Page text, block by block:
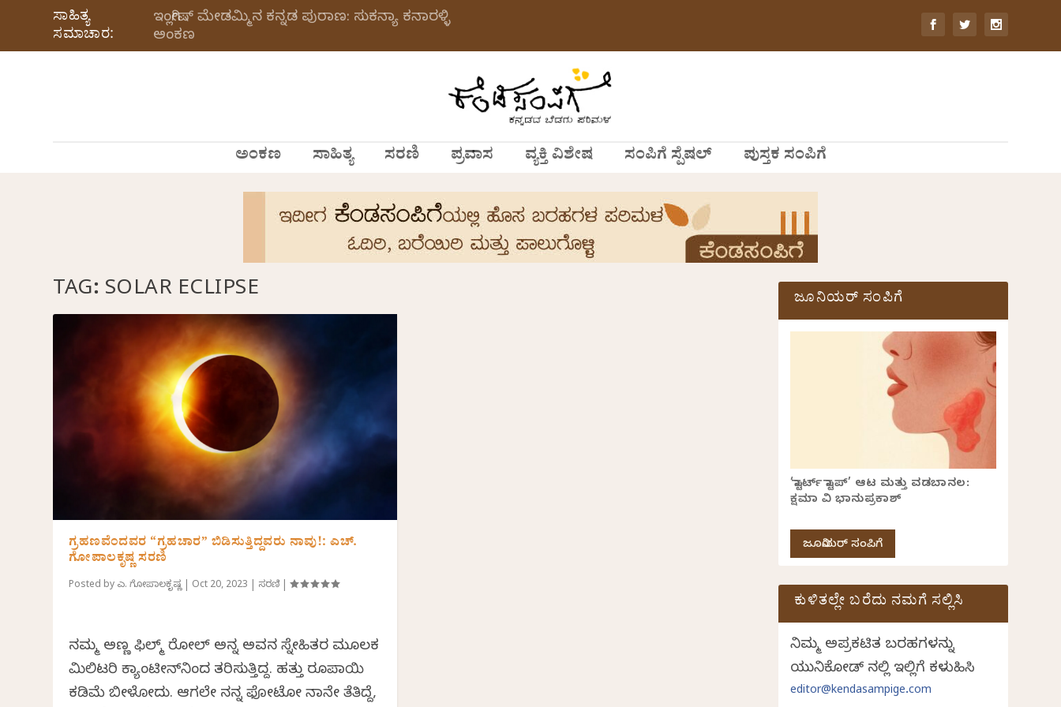
ಸಾಹಿತ್ಯ
ಸಮಾಚಾರ:
ಇಂಗ್ಲೀಷ್ ಮೇಡಮ್ಮಿನ ಕನ್ನಡ ಪುರಾಣ: ಸುಕನ್ಯಾ ಕನಾರಳ್ಳಿ
ಅಂಕಣ
ಅಂಕಣ ಸಾಹಿತ್ಯ ಸರಣಿ ಪ್ರವಾಸ ವ್ಯಕ್ತಿ ವಿಶೇಷ ಸಂಪಿಗೆ ಸ್ಪೆಷಲ್ ಪುಸ್ತಕ ಸಂಪಿಗೆ
TAG: SOLAR ECLIPSE
ಗ್ರಹಣವೆಂದವರ “ಗ್ರಹಚಾರ” ಬಿಡಿಸುತ್ತಿದ್ದವರು ನಾವು!: ಎಚ್.
ಗೋಪಾಲಕೃಷ್ಣ ಸರಣಿ
Posted by ಎಚ್. ಗೋಪಾಲಕೃಷ್ಣ| Oct 20, 2023 ಸರಣಿ |
ನಮ್ಮ ಅಣ್ಣ ಫಿಲ್ಮ್ ರೋಲ್ ಅನ್ನ ಅವನ ಸ್ನೇಹಿತರ ಮೂಲಕ
ಮಿಲಿಟರಿ ಕ್ಯಾಂಟೀನ್‌ನಿಂದ ತರಿಸುತ್ತಿದ್ದ. ಹತ್ತು ರೂಪಾಯಿ
ಕಡಿಮೆ ಬೀಳೋದು. ಆಗಲೇ ನನ್ನ ಫೋಟೋ ನಾನೇ ತೆಗಿತಿದ್ದೆ,
ಜೂನಿಯರ್ ಸಂಪಿಗೆ
‘ಸ್ಟಾರ್ಟ್ ಸ್ಟಾಪ್’ ಆಟ ಮತ್ತು ವಡಬಾನಲ:
ಕ್ಷಮಾ ವಿ ಭಾನುಪ್ರಕಾಶ್
ಜೂನಿಯರ್ ಸಂಪಿಗೆ
ಕುಳಿತಲ್ಲೇ ಬರೆದು ನಮಗೆ ಸಲ್ಲಿಸಿ
ನಿಮ್ಮ ಅಪ್ರಕಟಿತ ಬರಹಗಳನ್ನು
ಯುನಿಕೋಡ್ ನಲ್ಲಿ ಇಲ್ಲಿಗೆ ಕಳುಹಿಸಿ
editor@kendasampige.com